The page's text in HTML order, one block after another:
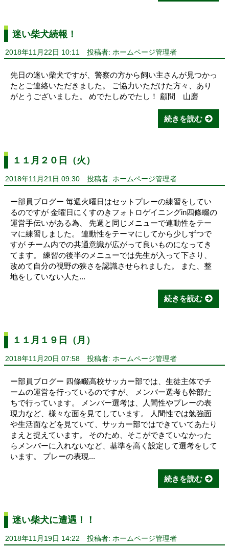
迷い柴犬続報！
2018年11月22日 10:11 投稿者: ホームページ管理者
先日の迷い柴犬ですが、警察の方から飼い主さんが見つかっ
たとご連絡いただきました。 ご協力いただけた方々、あり
がとうございました。 めでたしめでたし！ 顧問 山磨
続きを読む
１１月２０日（火）
2018年11月21日 09:30 投稿者: ホームページ管理者
ー部員ブログー 毎週火曜日はセットプレーの練習をしてい
るのですが 金曜日にくすのきフォトロゲイニングin四條畷の
運営手伝いがある為、 先週と同じメニューで連動性をテー
マに練習しました。 連動性をテーマにしてから少しずつで
すが チーム内での共通意識が広がって良いものになってき
てます。 練習の後半のメニューでは先生が入って下さり、
改めて自分の視野の狭さを認識させられました。 また、整
地をしていない人た...
続きを読む
１１月１９日（月）
2018年11月20日 07:58 投稿者: ホームページ管理者
ー部員ブログー 四條畷高校サッカー部では、生徒主体でチ
ームの運営を行っているのですが、 メンバー選考も幹部た
ちで行っています。 メンバー選考は、人間性やプレーの表
現力など、様々な面を見てしています。 人間性では勉強面
や生活面などを見ていて、サッカー部ではできていてあたり
まえと捉えています。 そのため、そこができていなかった
らメンバーに入れないなど、基準を高く設定して選考をして
います。 プレーの表現...
続きを読む
迷い柴犬に遭遇！！
2018年11月19日 14:22 投稿者: ホームページ管理者